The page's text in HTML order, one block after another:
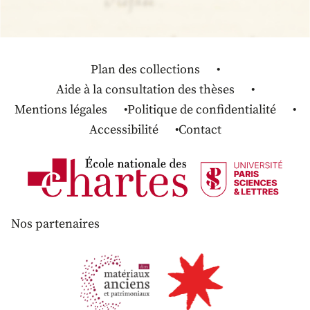
Plan des collections
Aide à la consultation des thèses
Mentions légales
Politique de confidentialité
Accessibilité
Contact
Nos partenaires